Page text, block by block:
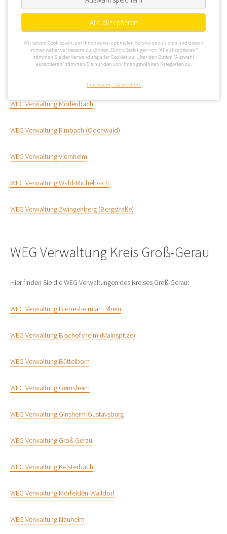
WEG Verwaltung Lautertal (Odenwald)
WEG Verwaltung Lindenfels
WEG Verwaltung Mörlenbach
WEG Verwaltung Rimbach (Odenwald)
WEG Verwaltung Viernheim
WEG Verwaltung Wald-Michelbach
WEG Verwaltung Zwingenberg (Bergstraße)
WEG Verwaltung Kreis Groß-Gerau
Hier finden Sie die WEG Verwaltungen des Kreises Groß-Gerau:
WEG Verwaltung Biebesheim am Rhein
WEG Verwaltung Bischofsheim (Mainspitze)
WEG Verwaltung Büttelborn
WEG Verwaltung Gernsheim
WEG Verwaltung Ginsheim-Gustavsburg
WEG Verwaltung Groß-Gerau
WEG Verwaltung Kelsterbach
WEG Verwaltung Mörfelden-Walldorf
WEG Verwaltung Nauheim
Alle akzeptieren
Wir setzen Cookies ein, um Ihnen einen optimalen Service anzubieten und diesen
immer weiter verbessern zu können. Durch Bestätigen von “Alle akzeptieren”
stimmen Sie der Verwendung aller Cookies zu. Über den Button “Auswahl
akzeptieren” stimmen Sie nur den von Ihnen gewählten Kategorien zu.
Impressum Datenschutz